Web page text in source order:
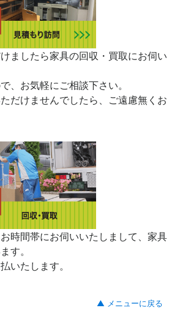
ましたら家具の回収・買取にお伺い
、お気軽にご相談下さい。
だけませんでしたら、ご遠慮無くお
時間帯にお伺いいたしまして、家具
す。
いたします。
▲ メニューに戻る